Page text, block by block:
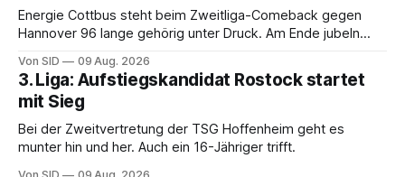
Energie Cottbus steht beim Zweitliga-Comeback gegen
Hannover 96 lange gehörig unter Druck. Am Ende jubeln
Von SID 09 Aug. 2026
3. Liga: Aufstiegskandidat Rostock startet
mit Sieg
Bei der Zweitvertretung der TSG Hoffenheim geht es
munter hin und her. Auch ein 16-Jähriger trifft.